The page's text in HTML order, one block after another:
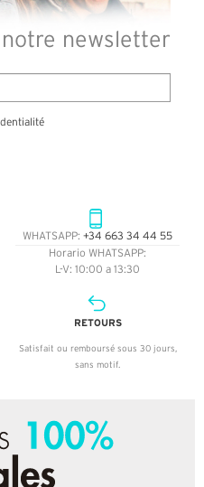
newsletter
WHATSAPP: +34 663 34 44 55
Horario WHATSAPP:
L-V: 10:00 a 13:30
RETOURS
Satisfait ou remboursé sous 30 jours,
sans motif.